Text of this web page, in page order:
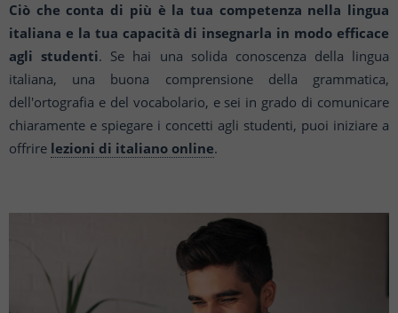
Ciò che conta di più è la tua competenza nella lingua
italiana e la tua capacità di insegnarla in modo efficace
agli studenti. Se hai una solida conoscenza della lingua
italiana, una buona comprensione della grammatica,
dell'ortografia e del vocabolario, e sei in grado di comunicare
chiaramente e spiegare i concetti agli studenti, puoi iniziare a
offrire lezioni di italiano online.